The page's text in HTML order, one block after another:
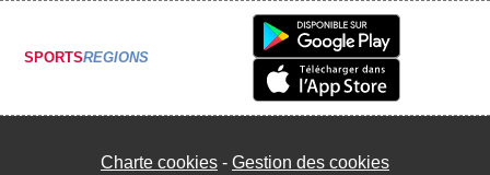
SPORTSREGIONS
Charte cookies Gestion des cookies